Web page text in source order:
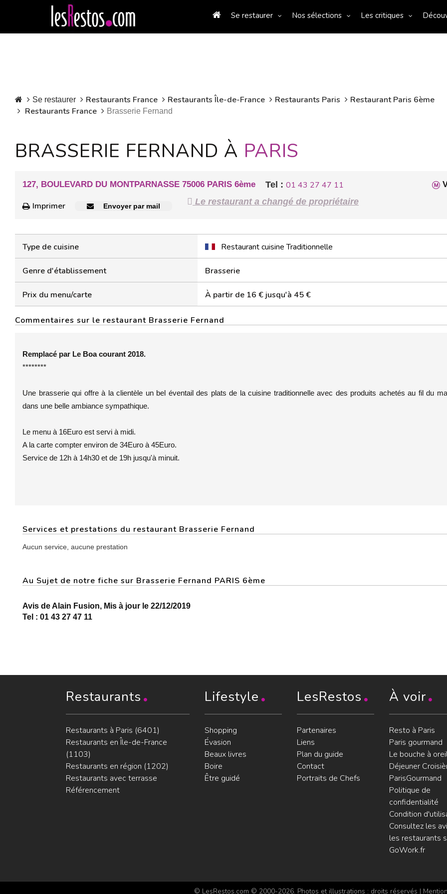
Se restaurer Nos sélections Les critiques
Se restaurer Restaurants France Restaurants Île-de-France Restaurants Paris
Restaurant Paris 6ème
Restaurants France
Brasserie Fernand
BRASSERIE FERNAND À PARIS
127, BOULEVARD DU MONTPARNASSE 75006 PARIS 6ème Tel : 01 43 27 47 11
Imprimer
Envoyer par mail Le restaurant a changé de propriétaire
Type de cuisine Restaurant cuisine Traditionnelle
Genre d'établissement Brasserie
Prix du menu/carte À partir de 16 € jusqu'à 45 €
Commentaires sur le restaurant Brasserie Fernand
Remplacé par Le Boa courant 2018.
********
Une brasserie qui offre à la clientèle un bel éventail des plats de la cuisine traditionnelle avec des produits achetés au fil du
dans une belle ambiance sympathique.
Le menu à 16Euro est servi à midi.
A la carte compter environ de 34Euro à 45Euro.
Service de 12h à 14h30 et de 19h jusqu'à minuit.
Services et prestations du restaurant Brasserie Fernand
Aucun service, aucune prestation
Au Sujet de notre fiche sur Brasserie Fernand PARIS 6ème
Avis de Alain Fusion, Mis à jour le 22/12/2019
Tel : 01 43 27 47 11
Restaurants
Restaurants à Paris (6401)
Restaurants en Île-de-France
(1103)
Restaurants en région (1202)
Restaurants avec terrasse
Référencement
Lifestyle
Shopping
Évasion
Beaux livres
Boire
Être guidé
LesRestos
Partenaires
Liens
Plan du guide
Contact
Portraits de Chefs
À voir
Resto à Paris
Paris gourmand
Le bouche à
Déjeuner
ParisGourmand
Politique de
confidentialité
Condition
Consultez les
les restaurants
GoWork.fr
© LesRestos.com © 2000-2026. Photos et illustrations : droits réservés |